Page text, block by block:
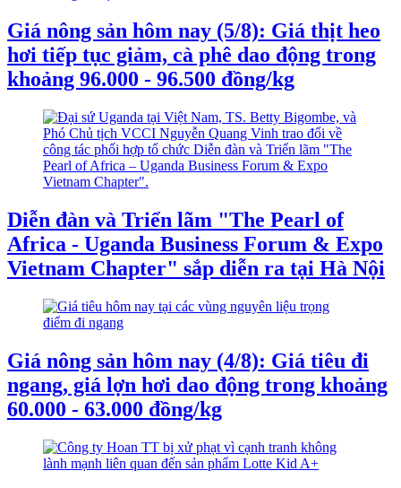
Giá nông sản hôm nay (5/8): Giá thịt heo
hơi tiếp tục giảm, cà phê dao động trong
khoảng 96.000 - 96.500 đồng/kg
Diễn đàn và Triển lãm "The Pearl of
Africa - Uganda Business Forum & Expo
Vietnam Chapter" sắp diễn ra tại Hà Nội
Giá nông sản hôm nay (4/8): Giá tiêu đi
ngang, giá lợn hơi dao động trong khoảng
60.000 - 63.000 đồng/kg